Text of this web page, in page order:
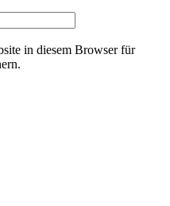
in diesem Browser für